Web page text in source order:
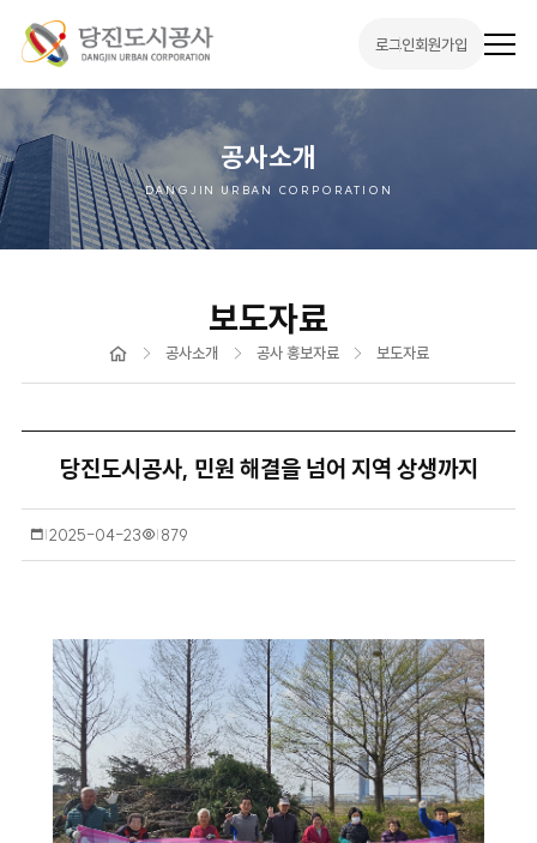
로그인회원가입
전
메
공사소개
DANGJIN URBAN CORPORATION
보도자료
공사소개 공사 홍보자료 보도자료
당진도시공사, 민원 해결을 넘어 지역 상생까지
작
2025-04-23
조
879